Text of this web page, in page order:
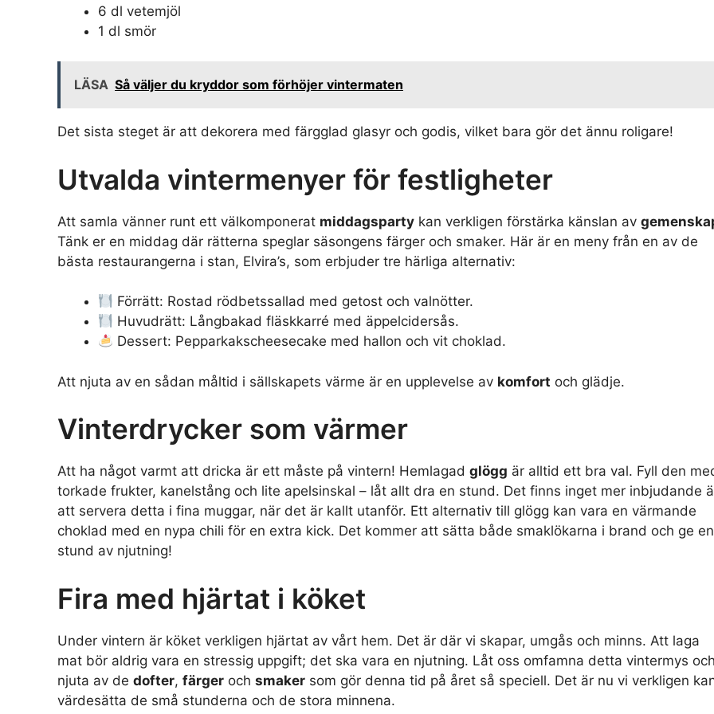
6 dl vetemjöl
1 dl smör
LÄSA Så väljer du kryddor som förhöjer vintermaten
Det sista steget är att dekorera med färgglad glasyr och godis, vilket bara gör det ännu roligare!
Utvalda vintermenyer för festligheter
Att samla vänner runt ett välkomponerat middagsparty kan verkligen förstärka känslan av
Tänk er en middag där rätterna speglar säsongens färger och smaker. Här är en meny från en av de
bästa restaurangerna i stan, Elvira’s, som erbjuder tre härliga alternativ:
Förrätt: Rostad rödbetssallad med getost och valnötter.
Huvudrätt: Långbakad fläskkarré med äppelcidersås.
Dessert: Pepparkakscheesecake med hallon och vit choklad.
Att njuta av en sådan måltid i sällskapets värme är en upplevelse av komfort och glädje.
Vinterdrycker som värmer
Att ha något varmt att dricka är ett måste på vintern! Hemlagad glögg är alltid ett bra val. Fyll den
torkade frukter, kanelstång och lite apelsinskal – låt allt dra en stund. Det finns inget mer inbjudande
att servera detta i fina muggar, när det är kallt utanför. Ett alternativ till glögg kan vara en värmande
choklad med en nypa chili för en extra kick. Det kommer att sätta både smaklökarna i brand och ge en
stund av njutning!
Fira med hjärtat i köket
Under vintern är köket verkligen hjärtat av vårt hem. Det är där vi skapar, umgås och minns. Att laga
mat bör aldrig vara en stressig uppgift; det ska vara en njutning. Låt oss omfamna detta vintermys
njuta av de dofter, färger och smaker som gör denna tid på året så speciell. Det är nu vi verkligen
värdesätta de små stunderna och de stora minnena.